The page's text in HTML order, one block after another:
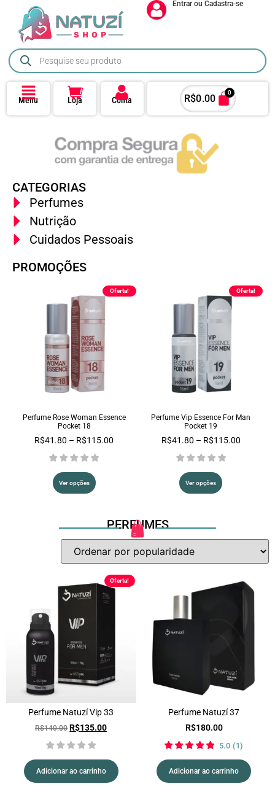
Entrar ou Cadastra-se
Menu Loja Conta R$0.00 0
CATEGORIAS
Perfumes
Nutrição
Cuidados Pessoais
PROMOÇÕES
Oferta!
Perfume Rose Woman Essence
Pocket 18
R$41.80 – R$115.00
Ver opções
Oferta!
Perfume Vip Essence For Man
Pocket 19
R$41.80 – R$115.00
Ver opções
PERFUMES
Oferta!
Perfume Natuzí Vip 33
R$140.00 R$135.00
Adicionar ao carrinho
Perfume Natuzí 37
R$180.00
5.0 (1)
Adicionar ao carrinho